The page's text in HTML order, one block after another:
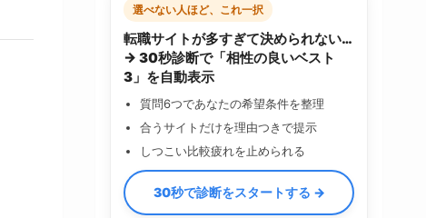
選べない人ほど、これ一択
転職サイトが多すぎて決められない…
→ 30秒診断で「相性の良いベスト
3」を自動表示
質問6つであなたの希望条件を整理
合うサイトだけを理由つきで提示
しつこい比較疲れを止められる
30秒で診断をスタートする →